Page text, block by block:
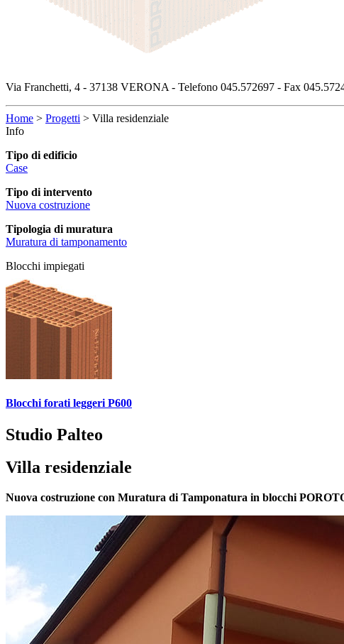
Via Franchetti, 4 - 37138 VERONA - Telefono 045.572697 - Fax
Home > Progetti > Villa residenziale
Info
Tipo di edificio
Case
Tipo di intervento
Nuova costruzione
Tipologia di muratura
Muratura di tamponamento
Blocchi impiegati
Blocchi forati leggeri P600
Studio Palteo
Villa residenziale
Nuova costruzione con Muratura di Tamponatura in blocchi